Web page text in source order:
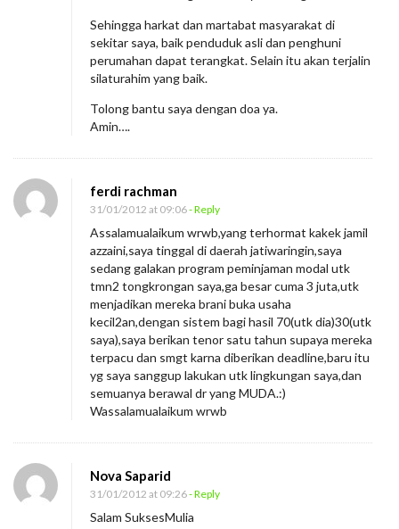
Sehingga harkat dan martabat masyarakat di
sekitar saya, baik penduduk asli dan penghuni
perumahan dapat terangkat. Selain itu akan terjalin
silaturahim yang baik.
Tolong bantu saya dengan doa ya.
Amin….
ferdi rachman
31/01/2012 at 09:06- Reply
Assalamualaikum wrwb,yang terhormat kakek jamil
azzaini,saya tinggal di daerah jatiwaringin,saya
sedang galakan program peminjaman modal utk
tmn2 tongkrongan saya,ga besar cuma 3 juta,utk
menjadikan mereka brani buka usaha
kecil2an,dengan sistem bagi hasil 70(utk dia)30(utk
saya),saya berikan tenor satu tahun supaya mereka
terpacu dan smgt karna diberikan deadline,baru itu
yg saya sanggup lakukan utk lingkungan saya,dan
semuanya berawal dr yang MUDA.:)
Wassalamualaikum wrwb
Nova Saparid
31/01/2012 at 09:26- Reply
Salam SuksesMulia